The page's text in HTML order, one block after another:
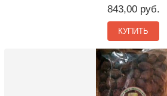
843,00 руб.
КУПИТЬ